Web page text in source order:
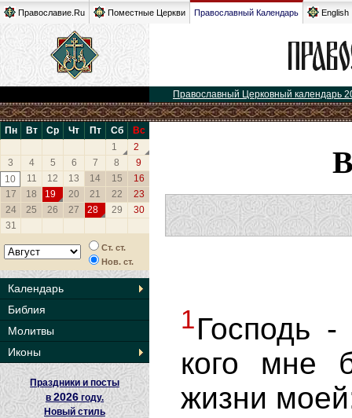
Православие.Ru Поместные Церкви Православный Календарь English
Православный Церковный календарь
Пн Вт Ср Чт Пт Сб
Вс
1
2
3
4 5 6 7 8
9
10
11 12 13 14 15
16
17
18 19 20 21 22
23
24
25 26 27 28 29
30
31
Ст. ст.
Нов. ст.
Календарь
Библия
Молитвы
Иконы
Праздники и посты
в2026 году.
Новый стиль
1Господь
кого мне
жизни